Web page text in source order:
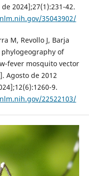
2024];27(1):231-42.
35043902/
M, Revollo J, Barja
of
fever mosquito vector
Agosto de 2012
9.
22522103/